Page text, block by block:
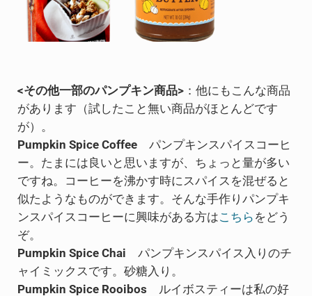
<その他一部のパンプキン商品>：他にもこんな商品
があります（試したこと無い商品がほとんどです
が）。
Pumpkin Spice Coffeeパンプキンスパイスコーヒ
ー。たまには良いと思いますが、ちょっと量が多い
ですね。コーヒーを沸かす時にスパイスを混ぜると
似たようなものができます。そんな手作りパンプキ
ンスパイスコーヒーに興味がある方はこちら をどう
ぞ。
Pumpkin Spice Chai パンプキンスパイス入りのチ
ャイミックスです。砂糖入り。
Pumpkin Spice Rooibos ルイボスティーは私の好